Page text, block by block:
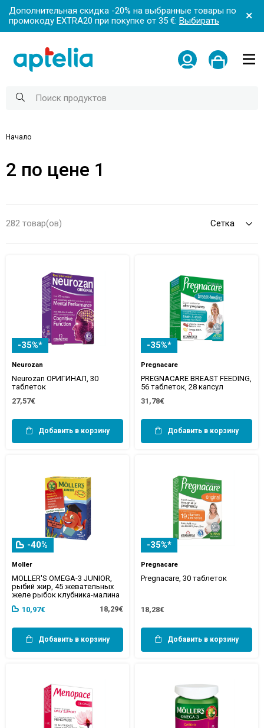
Дополнительная скидка -20% на выбранные товары по
промокоду EXTRA20 при покупке от 35 €: Выбирать
Начало
2 по цене 1
282 товар(ов)
-35%*
Neurozan
Neurozan ОРИГИНАЛ, 30
таблеток
27,57€
Добавить в корзину
-35%*
Pregnacare
PREGNACARE BREAST FEEDING,
56 таблеток, 28 капсул
31,78€
Добавить в корзину
-40%
Moller
MOLLER'S OMEGA-3 JUNIOR,
рыбий жир, 45 жевательных
желе рыбок клубника-малина
10,97€
18,29€
Добавить в корзину
-35%*
Pregnacare
Pregnacare, 30 таблеток
18,28€
Добавить в корзину